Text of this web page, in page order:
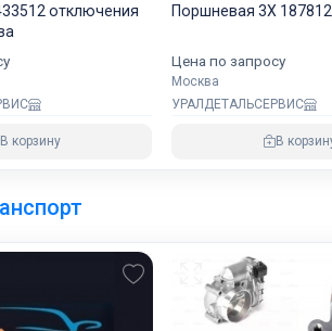
отключения
В корзину
Поршневая 3X
Цена по запросу
Москва
УРАЛДЕТАЛЬСЕРВИС
В